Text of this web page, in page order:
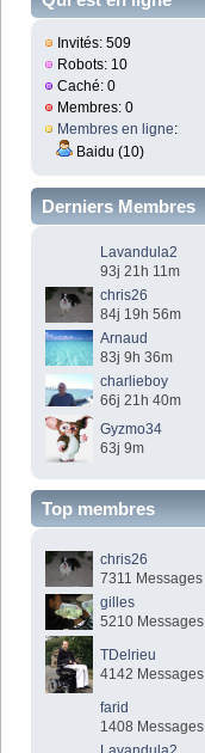
Invités: 509
Robots: 10
Caché: 0
Membres: 0
Membres en ligne:
Baidu (10)
Derniers Membres
Lavandula2
93j 21h 11m
chris26
84j 19h 56m
Arnaud
83j 9h 36m
charlieboy
66j 21h 40m
Gyzmo34
63j 9m
Top membres
chris26
7311 Messages
gilles
5210 Messages
TDelrieu
4142 Messages
farid
1408 Messages